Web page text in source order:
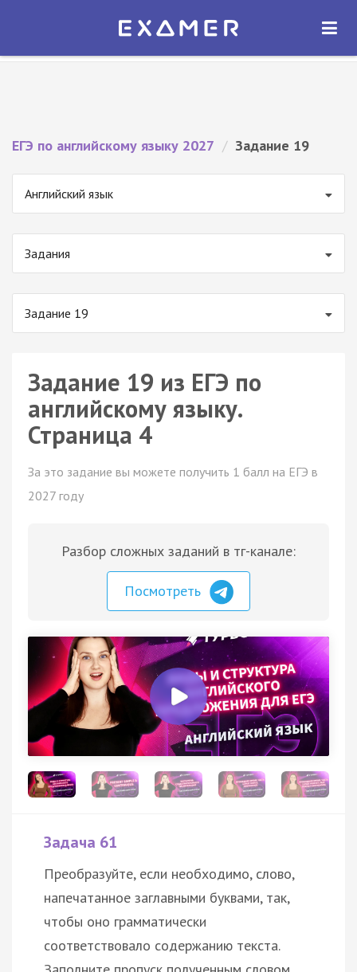
Экзамер — ЕГЭ 2027
ОТКРЫТЬ
ЕГЭ по английскому языку 2027 / Задание 19
Английский язык
Задания
Задание 19
Задание 19 из ЕГЭ по
английскому языку.
Страница 4
За это задание вы можете получить 1 балл на ЕГЭ в
2027 году
Разбор сложных заданий в тг-канале:
Посмотреть
Задача 61
Преобразуйте, если необходимо, слово,
напечатанное заглавными буквами, так,
чтобы оно грамматически
соответствовало содержанию текста.